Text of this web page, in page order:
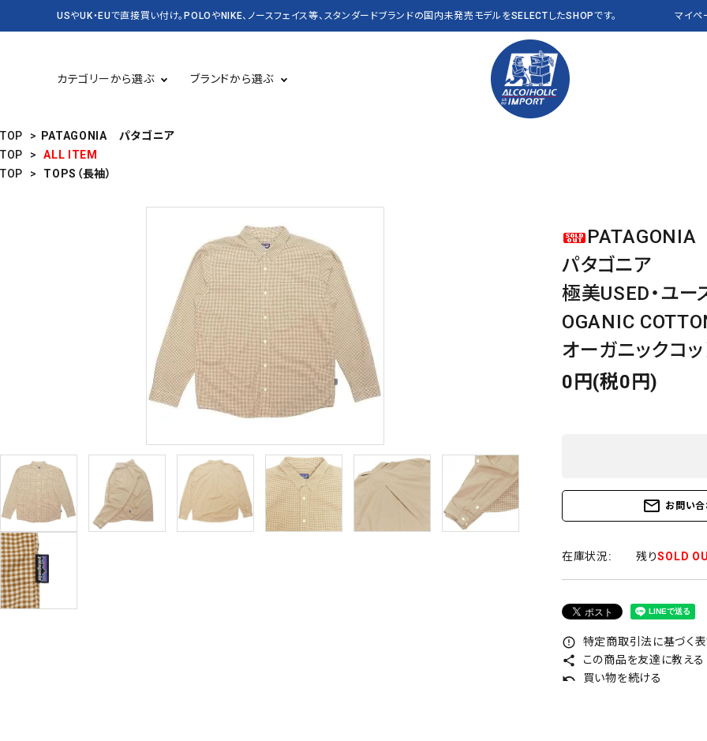
USやUK・EUで直接買い付け。POLOやNIKE、ノースフェイス等、スタンダードブランドの国内未発売モデルをSELECTしたSHOPです。 マイペ
カテゴリーから選ぶ
NEW&VINTAGE POLO ALL ITEMS 全商品
ブランドから選ぶ
Champion J CREW
LEVI'S NAUTICA
PATAGONIA Reyn Spooner
Timberland OTHER BRANDS
TOP >
PATAGONIA パタゴニア
TOP
>
ALL ITEM
TOP
> TOPS（長袖）
PATAGONIA
パタゴニア
極美USED・ユー
OGANIC
オーガニックコ
0円(税0円)
mail_outline お問い
在庫状況: 残りSOLD
error_outline 特定商取引法に基づく
share この商品を友達に教える
undo 買い物を続ける